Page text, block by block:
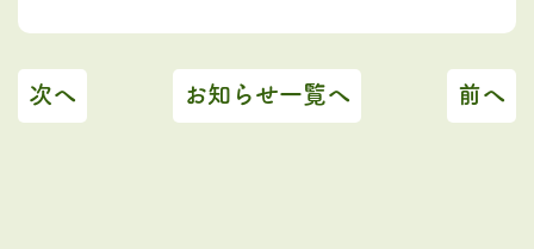
次へ お知らせ一覧へ 前へ